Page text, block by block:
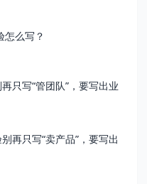
怎么写？
只写“管团队”，要写出业
再只写“卖产品”，要写出